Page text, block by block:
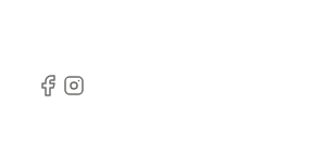
Facebook
Instagram